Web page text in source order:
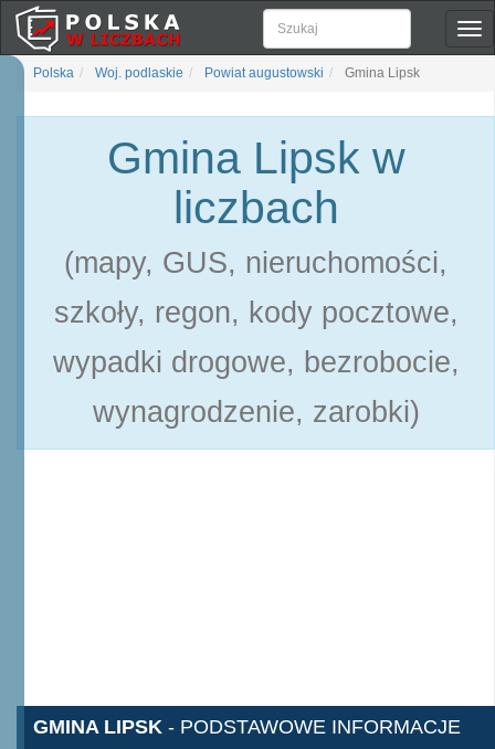
Polska Woj. podlaskie Powiat augustowski Gmina Lipsk
Gmina Lipsk w
liczbach
(mapy, GUS, nieruchomości,
szkoły, regon, kody pocztowe,
wypadki drogowe, bezrobocie,
wynagrodzenie, zarobki)
GMINA LIPSK - PODSTAWOWE INFORMACJE